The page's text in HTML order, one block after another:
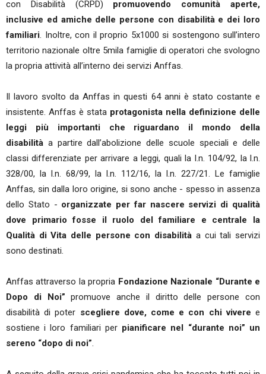
con Disabilità (CRPD) promuovendo comunità aperte,
inclusive ed amiche delle persone con disabilità e dei loro
familiari. Inoltre, con il proprio 5x1000 si sostengono sull’intero
territorio nazionale oltre 5mila famiglie di operatori che svologno
la propria attività all’interno dei servizi Anffas.
Il lavoro svolto da Anffas in questi 64 anni è stato costante e
insistente. Anffas è stata protagonista nella definizione delle
leggi più importanti che riguardano il mondo della
disabilità a partire dall’abolizione delle scuole speciali e delle
classi differenziate per arrivare a leggi, quali la l.n. 104/92, la l.n.
328/00, la l.n. 68/99, la l.n. 112/16, la l.n. 227/21. Le famiglie
Anffas, sin dalla loro origine, si sono anche - spesso in assenza
dello Stato - organizzate per far nascere servizi di qualità
dove primario fosse il ruolo del familiare e centrale la
Qualità di Vita delle persone con disabilità a cui tali servizi
sono destinati.
Anffas attraverso la propria Fondazione Nazionale “Durante e
Dopo di Noi”promuove anche il diritto delle persone con
disabilità di poter scegliere dove, come e con chi viveree
sostiene i loro familiari per pianificare nel “durante noi” un
sereno “dopo di noi”.